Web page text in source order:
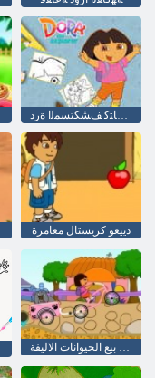
ﻦﻳﻮﻠﺘﻟﺍ ﺏﺎﺘﻛ ﻒﺸﻜﺘﺴﻤﻟﺍ ﺓﺭﺩ
دييغو كريستال مغامرة
درة محال بيع الحيوانات الاليفة